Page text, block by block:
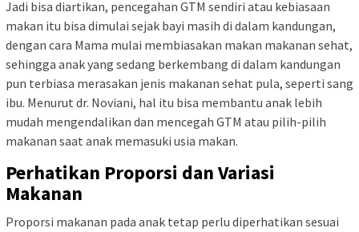
Jadi bisa diartikan, pencegahan GTM sendiri atau kebiasaan
makan itu bisa dimulai sejak bayi masih di dalam kandungan,
dengan cara Mama mulai membiasakan makan makanan sehat,
sehingga anak yang sedang berkembang di dalam kandungan
pun terbiasa merasakan jenis makanan sehat pula, seperti sang
ibu. Menurut dr. Noviani, hal itu bisa membantu anak lebih
mudah mengendalikan dan mencegah GTM atau pilih-pilih
makanan saat anak memasuki usia makan.
Perhatikan Proporsi dan Variasi
Makanan
Proporsi makanan pada anak tetap perlu diperhatikan sesuai